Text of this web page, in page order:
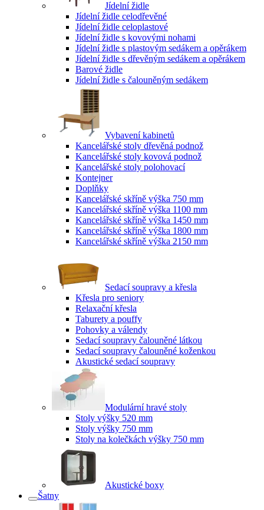
Jídelní židle
Jídelní židle celodřevěné
Jídelní židle celoplastové
Jídelní židle s kovovými nohami
Jídelní židle s plastovým sedákem a opěrákem
Jídelní židle s dřevěným sedákem a opěrákem
Barové židle
Jídelní židle s čalouněným sedákem
Vybavení kabinetů
Kancelářské stoly dřevěná podnož
Kancelářské stoly kovová podnož
Kancelářské stoly polohovací
Kontejner
Doplňky
Kancelářské skříně výška 750 mm
Kancelářské skříně výška 1100 mm
Kancelářské skříně výška 1450 mm
Kancelářské skříně výška 1800 mm
Kancelářské skříně výška 2150 mm
Sedací soupravy a křesla
Křesla pro seniory
Relaxační křesla
Taburety a pouffy
Pohovky a válendy
Sedací soupravy čalouněné látkou
Sedací soupravy čalouněné koženkou
Akustické sedací soupravy
Modulární hravé stoly
Stoly výšky 520 mm
Stoly výšky 750 mm
Stoly na kolečkách výšky 750 mm
Akustické boxy
Šatny